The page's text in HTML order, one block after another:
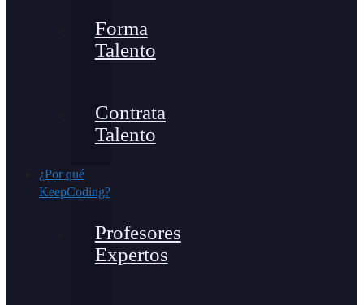
Forma
Talento
Contrata
Talento
¿Por qué
KeepCoding?
Profesores
Expertos